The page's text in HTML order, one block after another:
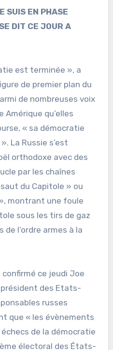
SUIS EN PHASE
DIT CE JOUR A
est terminée », a
de premier plan du
de nombreuses voix
Amérique qu’elles
« sa démocratie
La Russie s’est
orthodoxe avec des
par les chaînes
du Capitole » ou
montrant une foule
sous les tirs de gaz
l’ordre armes à la
confirmé ce jeudi Joe
des Etats-
russes
que « les évènements
de la démocratie
électoral des États-